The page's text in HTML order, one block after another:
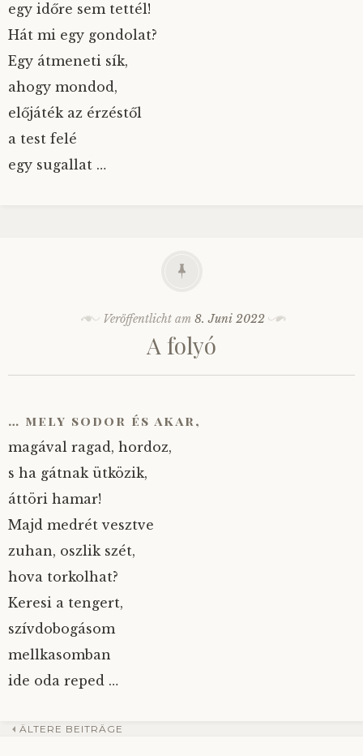
egy időre sem tettél!
Hát mi egy gondolat?
Egy átmeneti sík,
ahogy mondod,
előjáték az érzéstől
a test felé
egy sugallat …
Veröffentlicht am8. Juni 2022
A folyó
… mely sodor és akar,
magával ragad, hordoz,
s ha gátnak ütközik,
áttöri hamar!
Majd medrét vesztve
zuhan, oszlik szét,
hova torkolhat?
Keresi a tengert,
szívdobogásom
mellkasomban
ide oda reped …
ÄLTERE BEITRÄGE